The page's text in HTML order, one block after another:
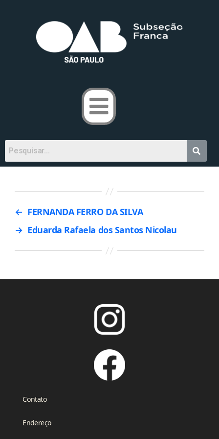
← FERNANDA FERRO DA SILVA
→ Eduarda Rafaela dos Santos Nicolau
Contato
Endereço